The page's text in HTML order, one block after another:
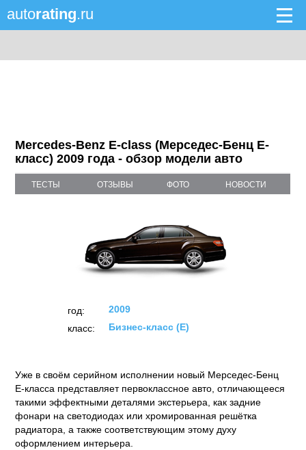
autorating.ru
Mercedes-Benz E-class (Мерседес-Бенц Е-
класс) 2009 года - обзор модели авто
ТЕСТЫ ОТЗЫВЫ ФОТО НОВОСТИ
год:
2009
класс:
Бизнес-класс (E)
Уже в своём серийном исполнении новый Мерседес-Бенц
E-класса представляет первоклассное авто, отличающееся
такими эффектными деталями экстерьера, как задние
фонари на светодиодах или хромированная решётка
радиатора, а также соответствующим этому духу
оформлением интерьера.